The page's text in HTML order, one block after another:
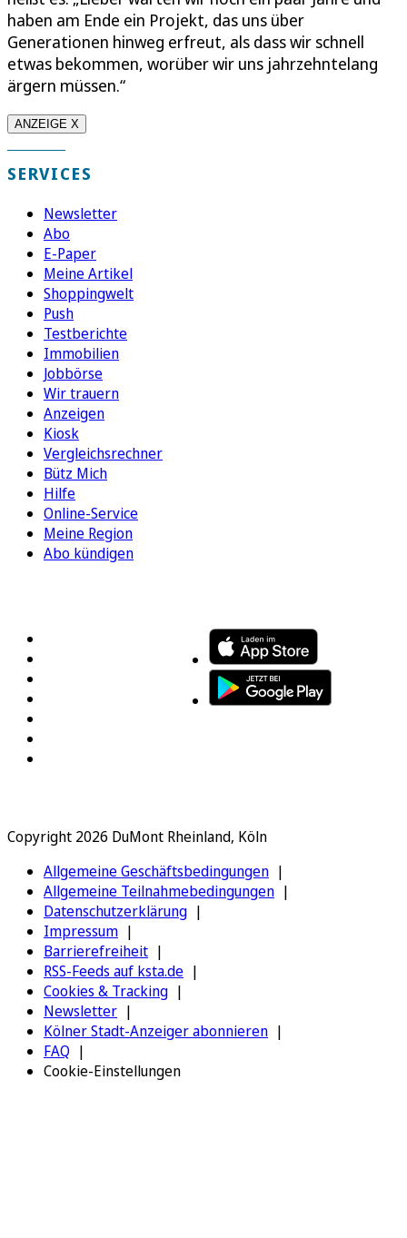
haben am Ende ein Projekt, das uns über
Generationen hinweg erfreut, als dass wir schnell
etwas bekommen, worüber wir uns jahrzehntelang
ärgern müssen.“
ANZEIGE X
SERVICES
Newsletter
Abo
E-Paper
Meine Artikel
Shoppingwelt
Push
Testberichte
Immobilien
Jobbörse
Wir trauern
Anzeigen
Kiosk
Vergleichsrechner
Bütz Mich
Hilfe
Online-Service
Meine Region
Abo kündigen
Copyright 2026 DuMont Rheinland, Köln
Allgemeine Geschäftsbedingungen
Allgemeine Teilnahmebedingungen
Datenschutzerklärung
Impressum
Barrierefreiheit
RSS-Feeds auf ksta.de
Cookies & Tracking
Newsletter
Kölner Stadt-Anzeiger abonnieren
FAQ
Cookie-Einstellungen